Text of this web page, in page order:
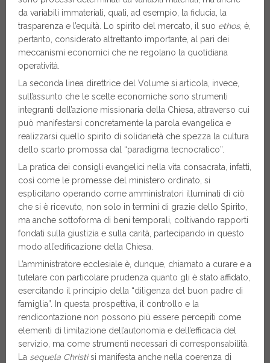
da variabili immateriali, quali, ad esempio, la fiducia, la
trasparenza e l’equità. Lo spirito del mercato, il suo ethos, è,
pertanto, considerato altrettanto importante, al pari dei
meccanismi economici che ne regolano la quotidiana
operatività.
La seconda linea direttrice del Volume si articola, invece,
sull’assunto che le scelte economiche sono strumenti
integranti dell’azione missionaria della Chiesa, attraverso cui
può manifestarsi concretamente la parola evangelica e
realizzarsi quello spirito di solidarietà che spezza la cultura
dello scarto promossa dal “paradigma tecnocratico”.
La pratica dei consigli evangelici nella vita consacrata, infatti,
così come le promesse del ministero ordinato, si
esplicitano operando come amministratori illuminati di ciò
che si è ricevuto, non solo in termini di grazie dello Spirito,
ma anche sottoforma di beni temporali, coltivando rapporti
fondati sulla giustizia e sulla carità, partecipando in questo
modo all’edificazione della Chiesa.
L’amministratore ecclesiale è, dunque, chiamato a curare e a
tutelare con particolare prudenza quanto gli è stato affidato,
esercitando il principio della “diligenza del buon padre di
famiglia”. In questa prospettiva, il controllo e la
rendicontazione non possono più essere percepiti come
elementi di limitazione dell’autonomia e dell’efficacia del
servizio, ma come strumenti necessari di corresponsabilità.
La sequela Christisi manifesta anche nella coerenza di